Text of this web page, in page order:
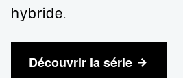
hybride.
Découvrir la série